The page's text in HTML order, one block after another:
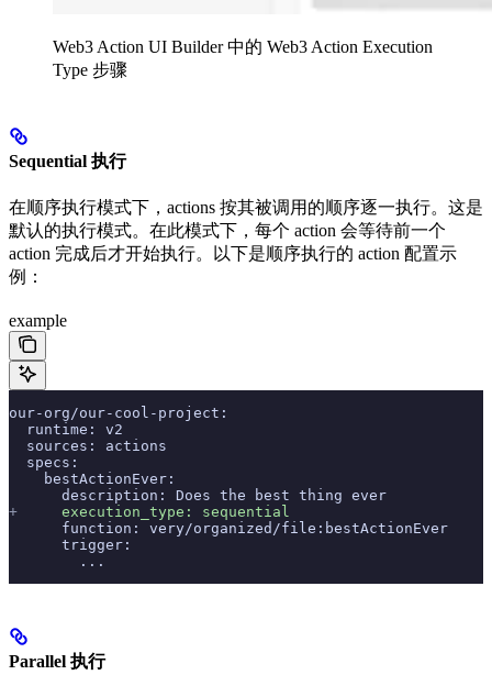
Web3 Action UI Builder 中的 Web3 Action Execution
Type 步骤
Sequential 执行
在顺序执行模式下，actions 按其被调用的顺序逐一执行。这是
默认的执行模式。在此模式下，每个 action 会等待前一个
action 完成后才开始执行。以下是顺序执行的 action 配置示
例：
example
our-org/our-cool-project:
  runtime: v2
  sources: actions
  specs:
    bestActionEver:
      description: Does the best thing ever
+
     execution_type: sequential
      function: very/organized/file:bestActionEver
      trigger:
        ...
Parallel 执行